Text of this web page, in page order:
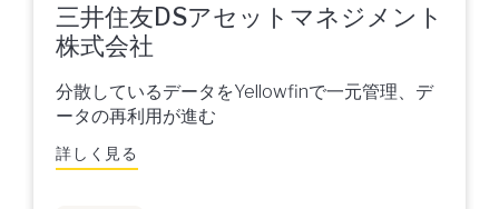
三井住友DSアセットマネジメント
株式会社
分散しているデータをYellowfinで一元管理、デ
ータの再利用が進む
詳しく見る